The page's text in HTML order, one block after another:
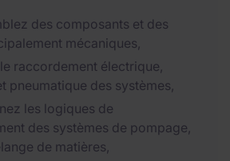
des composants et des
mécaniques,
raccordement électrique,
pneumatique des systèmes,
les logiques de
des systèmes de pompage,
de matières,